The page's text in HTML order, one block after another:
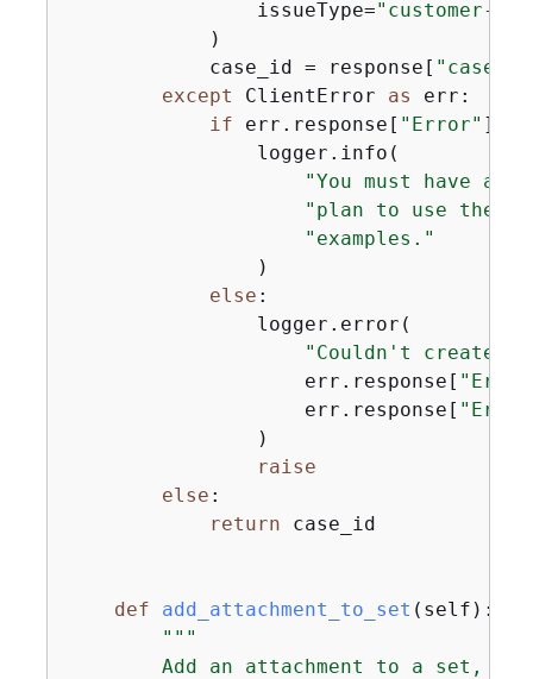
                issueType=
"customer-
            )
            case_id = response[
"caseId"
except ClientError as err:
if err.response[ "Error" ][
                logger.info(
"You must have a
"plan to use the
"examples."
                )
else :
                logger.error(
"Couldn't create
                    err.response[
                    err.response[
                )
raise
else :
return case_id
def add_attachment_to_set ( self ):
"""
Add an attachment to a set,